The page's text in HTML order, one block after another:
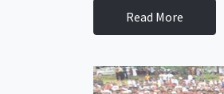
Read More